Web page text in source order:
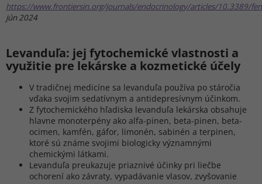
https://www.frontiersin.org/journals/endocrinology/articles/10.3389/
jún 2024
Levanduľa: jej fytochemické vlastnosti a
využitie pre lekárske a kozmetické účely
V tradičnej medicíne sa levanduľa používa po stáročia
vďaka svojim sedatívnym a antidepresívnym účinkom.
Z fytochemického hľadiska levanduľa lekárska obsahuje
hlavne monoterpény ako alfa-pinen, beta-pinen, beta-
ocimen, kamfén, gáfor, limonén, sabinén a terpinen,
ktoré sú známe svojimi biologicky významnými
chemickými látkami.
Levanduľa preukazuje priaznivé účinky pri liečbe
ochorení ako závraty, vypadávanie vlasov, zvyšovanie